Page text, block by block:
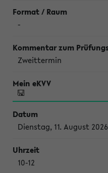
-
Zweittermin
Dienstag, 11. August 2026
10-12